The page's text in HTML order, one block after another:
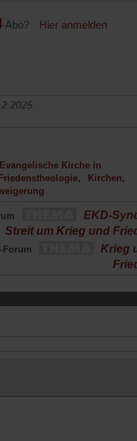
-Abo? Hier anmelden
Evangelische Kirche in
Friedenstheologie
Kirchen
EKD-
Streit um Krieg und
Forum
Krieg